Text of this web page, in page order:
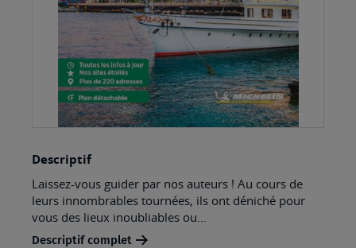
to
the
beginning
of
Descriptif
Laissez-vous guider par nos auteurs ! Au cours de
leurs innombrables tournées, ils ont déniché pour
vous des lieux inoubliables ou...
Descriptif complet